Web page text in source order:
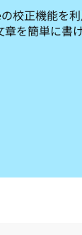
校正機能を
を簡単に書